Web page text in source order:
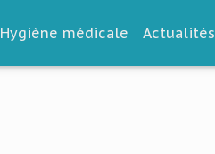
Hygiène médicale Actualités